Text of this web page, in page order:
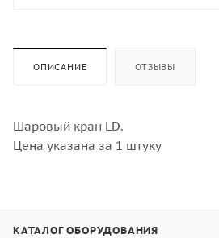
ОПИСАНИЕ ОТЗЫВЫ
Шаровый кран LD.
Цена указана за 1 штуку
КАТАЛОГ ОБОРУДОВАНИЯ